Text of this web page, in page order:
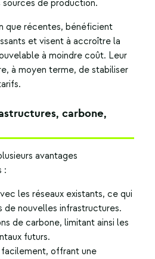
de production.
que récentes, bénéficient
et visent à accroître la
à moindre coût. Leur
à moyen terme, de stabiliser
carbone,
avantages
:
les réseaux existants, ce qui
de nouvelles infrastructures.
de carbone, limitant ainsi les
futurs.
offrant une